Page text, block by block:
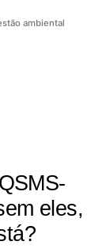
ambiental
eles,